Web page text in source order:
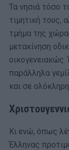
Τα νησιά τόσο
τιμητική τους,
τμήμα της
μετακίνηση
παράλληλα
και σε
Κι ενώ, όπως
Έλληνας